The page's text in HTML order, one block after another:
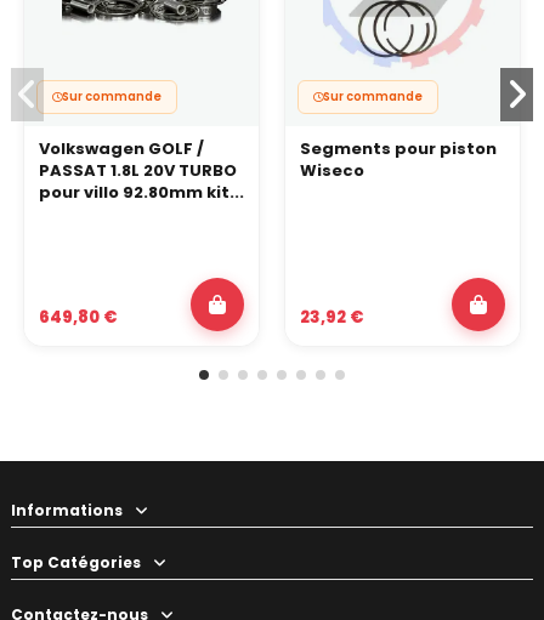
Sur commande
Volkswagen GOLF /
PASSAT 1.8L 20V TURBO
pour villo 92.80mm kit...
649,80 €
Sur commande
Segments pour piston
Wiseco
23,92 €
Informations
Top Catégories
Contactez-nous